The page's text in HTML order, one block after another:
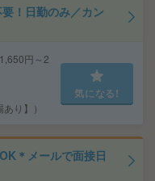
！日勤のみ／カン
円～2
り】）
気になる!
＊メールで面接日